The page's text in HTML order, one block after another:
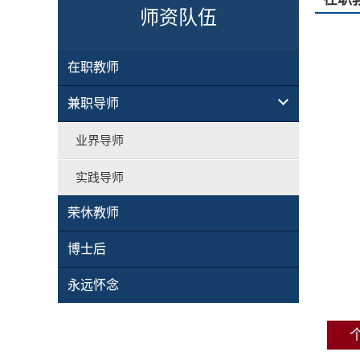
师资队伍
在职教师
兼职导师
业界导师
实践导师
荣休教师
博士后
永远怀念